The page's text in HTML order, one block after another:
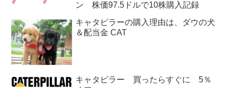
ン 株価97.5ドルで10株購入記録
キャタピラーの購入理由は、ダウの犬
＆配当金 CAT
キャタピラー 買ったらすぐに 5％